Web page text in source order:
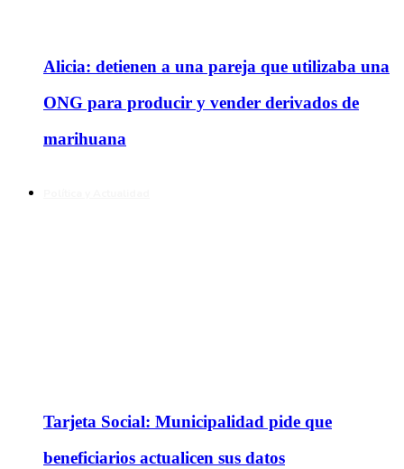
Alicia: detienen a una pareja que utilizaba una
ONG para producir y vender derivados de
marihuana
Tarjeta Social: Municipalidad pide que
beneficiarios actualicen sus datos